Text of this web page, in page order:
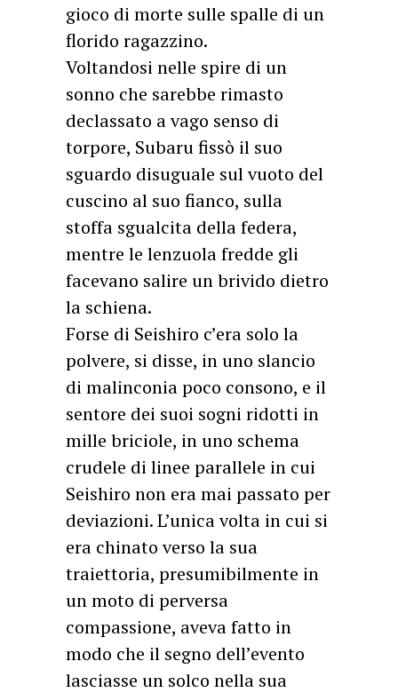
gioco di morte sulle spalle di un
florido ragazzino.
Voltandosi nelle spire di un
sonno che sarebbe rimasto
declassato a vago senso di
torpore, Subaru fissò il suo
sguardo disuguale sul vuoto del
cuscino al suo fianco, sulla
stoffa sgualcita della federa,
mentre le lenzuola fredde gli
facevano salire un brivido dietro
la schiena.
Forse di Seishiro c’era solo la
polvere, si disse, in uno slancio
di malinconia poco consono, e il
sentore dei suoi sogni ridotti in
mille briciole, in uno schema
crudele di linee parallele in cui
Seishiro non era mai passato per
deviazioni. L’unica volta in cui si
era chinato verso la sua
traiettoria, presumibilmente in
un moto di perversa
compassione, aveva fatto in
modo che il segno dell’evento
lasciasse un solco nella sua